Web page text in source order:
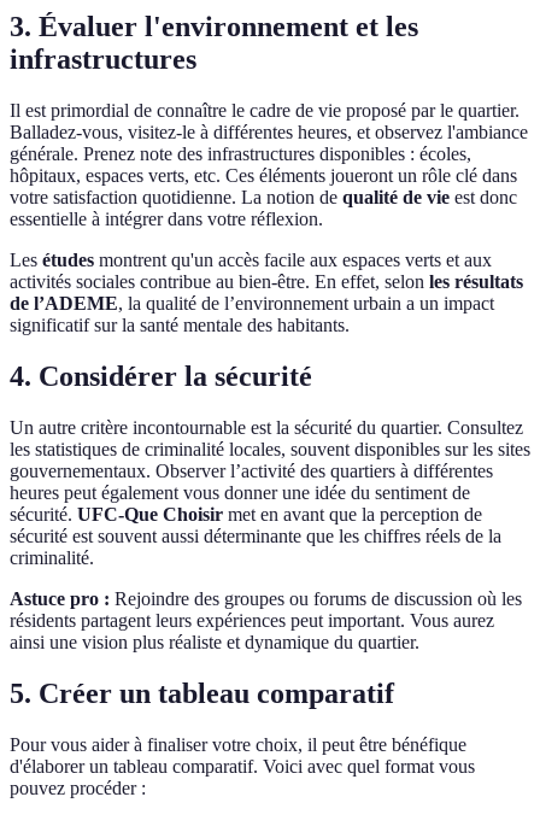
3. Évaluer l'environnement et les
infrastructures
Il est primordial de connaître le cadre de vie proposé par le quartier.
Balladez-vous, visitez-le à différentes heures, et observez l'ambiance
générale. Prenez note des infrastructures disponibles : écoles,
hôpitaux, espaces verts, etc. Ces éléments joueront un rôle clé dans
votre satisfaction quotidienne. La notion de qualité de vie est donc
essentielle à intégrer dans votre réflexion.
Les études montrent qu'un accès facile aux espaces verts et aux
activités sociales contribue au bien-être. En effet, selon les résultats
de l’ADEME, la qualité de l’environnement urbain a un impact
significatif sur la santé mentale des habitants.
4. Considérer la sécurité
Un autre critère incontournable est la sécurité du quartier. Consultez
les statistiques de criminalité locales, souvent disponibles sur les sites
gouvernementaux. Observer l’activité des quartiers à différentes
heures peut également vous donner une idée du sentiment de
sécurité. UFC-Que Choisir met en avant que la perception de
sécurité est souvent aussi déterminante que les chiffres réels de la
criminalité.
Astuce pro : Rejoindre des groupes ou forums de discussion où les
résidents partagent leurs expériences peut important. Vous aurez
ainsi une vision plus réaliste et dynamique du quartier.
5. Créer un tableau comparatif
Pour vous aider à finaliser votre choix, il peut être bénéfique
d'élaborer un tableau comparatif. Voici avec quel format vous
pouvez procéder :